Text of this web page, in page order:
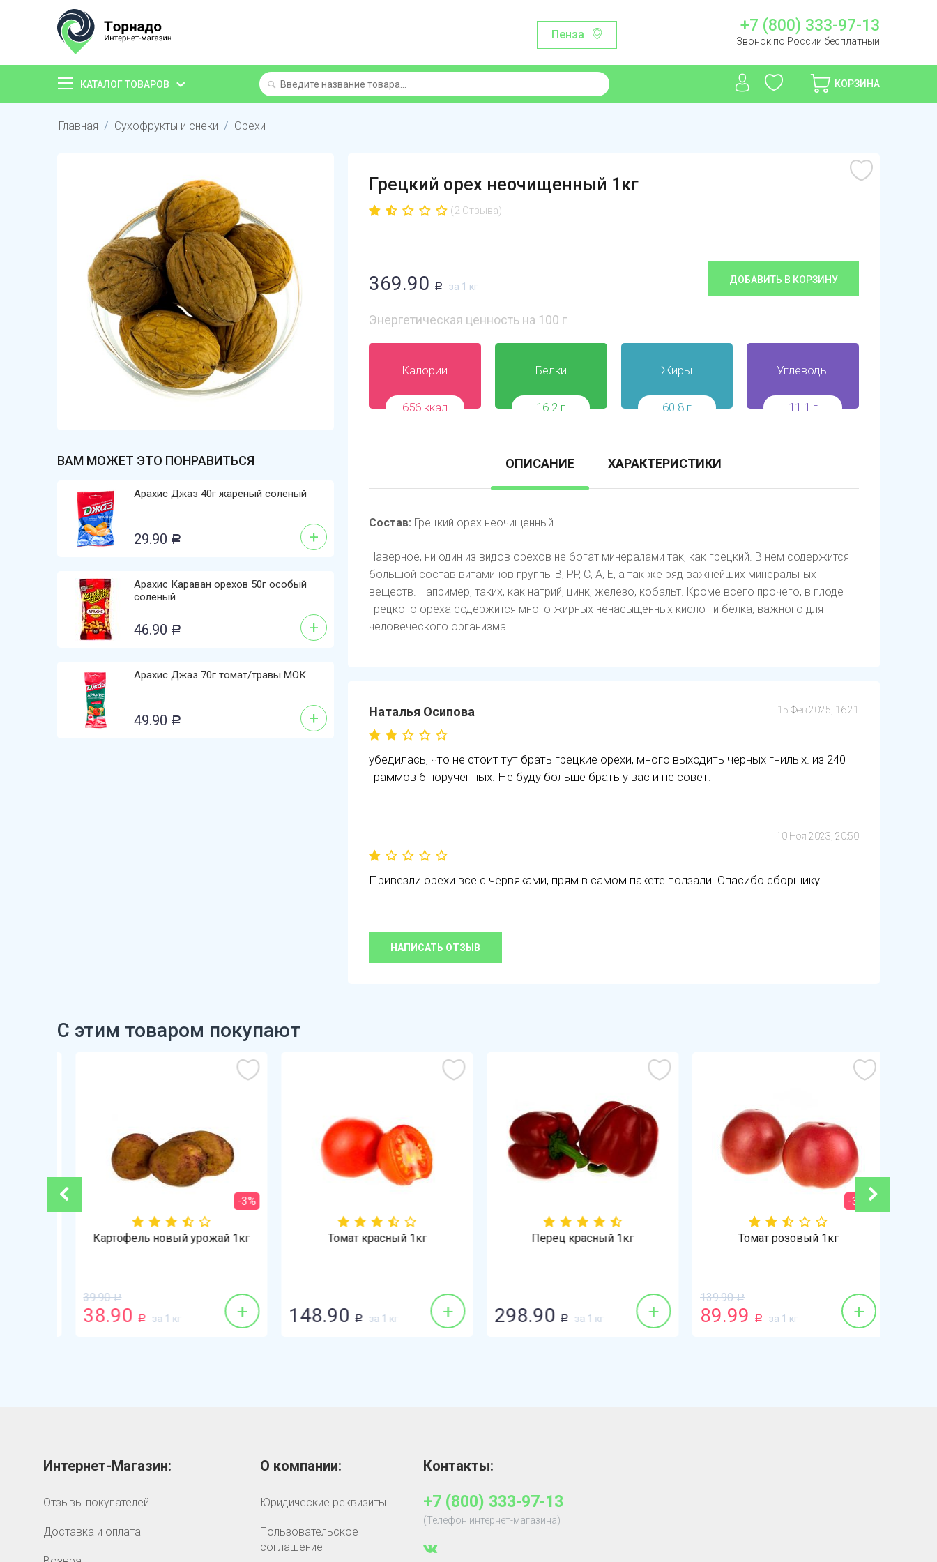
Пенза +7 (800) 333-97-13
Звонок по России бесплатный
КАТАЛОГ ТОВАРОВ КОРЗИНА
Главная / Сухофрукты и снеки / Орехи
ВАМ МОЖЕТ ЭТО ПОНРАВИТЬСЯ
Арахис Джаз 40г жареный соленый
29.90 Р +
Арахис Караван орехов 50г особый
соленый
46.90 Р +
Арахис Джаз 70г томат/травы МОК
49.90 Р +
Грецкий орех неочищенный 1кг
(2 Отзыва)
369.90 Р за 1 кг
ДОБАВИТЬ В КОРЗИНУ
Энергетическая ценность на 100 г
Калории
656 ккал
Белки
16.2 г
Жиры
60.8 г
Углеводы
11.1 г
ОПИСАНИЕ ХАРАКТЕРИСТИКИ
Состав: Грецкий орех неочищенный
Наверное, ни один из видов орехов не богат минералами так, как грецкий. В нем содержится
большой состав витаминов группы B, PP, C, A, E, а так же ряд важнейших минеральных
веществ. Например, таких, как натрий, цинк, железо, кобальт. Кроме всего прочего, в плоде
грецкого ореха содержится много жирных ненасыщенных кислот и белка, важного для
человеческого организма.
Наталья Осипова 15 Фев 2025, 16:21
убедилась, что не стоит тут брать грецкие орехи, много выходить черных гнилых. из 240
граммов 6 порученных. Не буду больше брать у вас и не совет.
10 Ноя 2023, 20:50
Привезли орехи все с червяками, прям в самом пакете ползали. Спасибо сборщику
НАПИСАТЬ ОТЗЫВ
С этим товаром покупают
-3%
Картофель новый урожай 1кг
39.90 Р
38.90 Р за 1 кг +
Томат красный 1кг
148.90 Р за 1 кг +
Перец красный 1кг
298.90 Р за 1 кг +
-36%
Томат розовый 1кг
139.90 Р
89.99 Р за 1 кг +
Интернет-Магазин:
Отзывы покупателей
Доставка и оплата
О компании:
Юридические реквизиты
Пользовательское
соглашение
Контакты:
+7 (800) 333-97-13
(Телефон интернет-магазина)